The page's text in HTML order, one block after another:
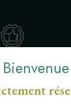
SERVICE